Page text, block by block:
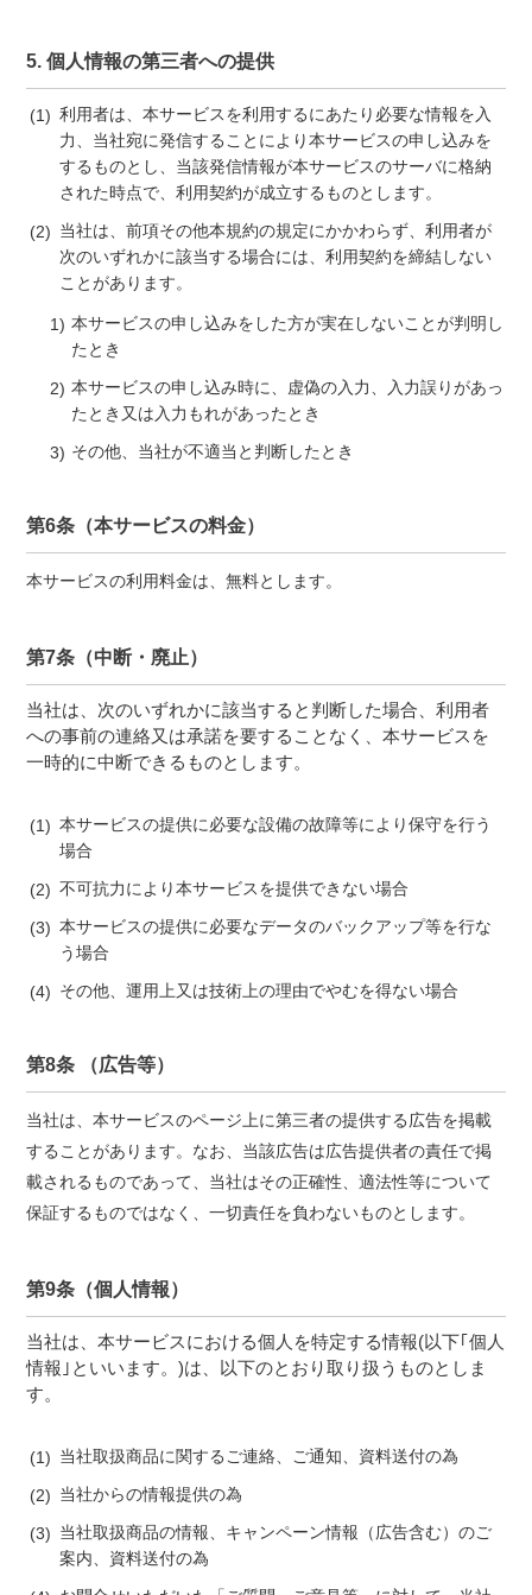
5. 個人情報の第三者への提供
利用者は、本サービスを利用するにあたり必要な情報を入
力、当社宛に発信することにより本サービスの申し込みを
するものとし、当該発信情報が本サービスのサーバに格納
された時点で、利用契約が成立するものとします。
当社は、前項その他本規約の規定にかかわらず、利用者が
次のいずれかに該当する場合には、利用契約を締結しない
ことがあります。
本サービスの申し込みをした方が実在しないことが判明し
たとき
本サービスの申し込み時に、虚偽の入力、入力誤りがあっ
たとき又は入力もれがあったとき
その他、当社が不適当と判断したとき
第6条（本サービスの料金）
本サービスの利用料金は、無料とします。
第7条（中断・廃止）
当社は、次のいずれかに該当すると判断した場合、利用者
への事前の連絡又は承諾を要することなく、本サービスを
一時的に中断できるものとします。
本サービスの提供に必要な設備の故障等により保守を行う
場合
不可抗力により本サービスを提供できない場合
本サービスの提供に必要なデータのバックアップ等を行な
う場合
その他、運用上又は技術上の理由でやむを得ない場合
第8条 （広告等）
当社は、本サービスのページ上に第三者の提供する広告を掲載
することがあります。なお、当該広告は広告提供者の責任で掲
載されるものであって、当社はその正確性、適法性等について
保証するものではなく、一切責任を負わないものとします。
第9条（個人情報）
当社は、本サービスにおける個人を特定する情報(以下｢個人
情報｣といいます。)は、以下のとおり取り扱うものとしま
す。
当社取扱商品に関するご連絡、ご通知、資料送付の為
当社からの情報提供の為
当社取扱商品の情報、キャンペーン情報（広告含む）のご
案内、資料送付の為